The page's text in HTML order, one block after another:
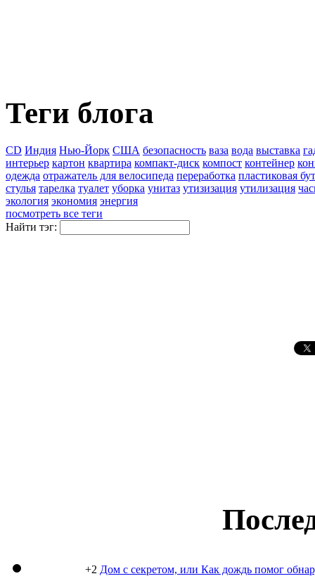
Теги блога
CD Индия Нью-Йорк США безопасность ваза вода выставка
интерьер картон квартира компакт-диск компост контейнер
одежда отражатель для велосипеда переработка пластиковая
стулья тарелка туалет уборка унитаз утизизация утилизация
экология экономия энергия
посмотреть все теги
Найти тэг:
+2 Дом с секретом, или Как дождь помог